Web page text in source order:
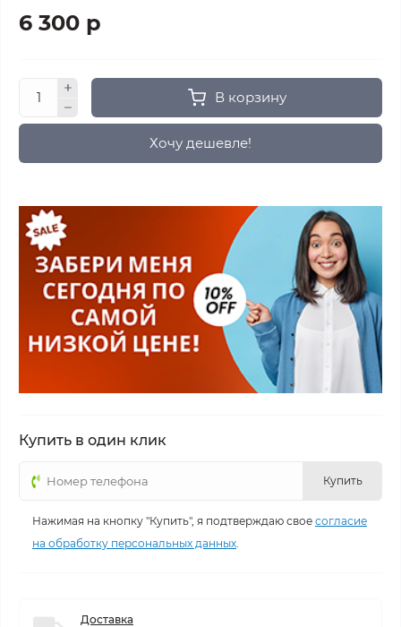
6 300 р
В корзину
Хочу дешевле!
Купить в один клик
Купить
Нажимая на кнопку "Купить", я подтверждаю свое согласие
на обработку персональных данных
Доставка